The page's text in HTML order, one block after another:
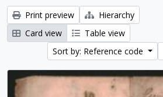
Print preview
Hierarchy
Card view
Table view
Sort by: Reference code